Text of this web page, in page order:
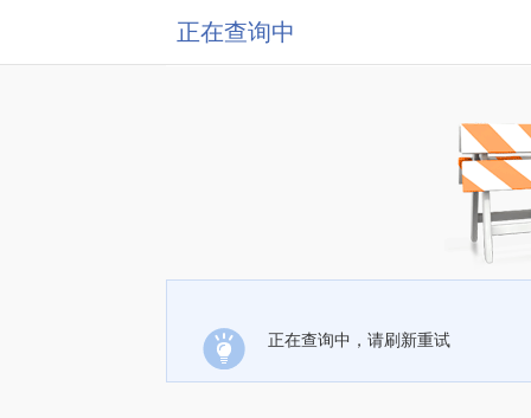
正在查询中
正在查询中，请刷新重试